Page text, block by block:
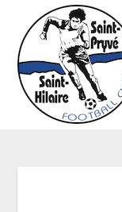
content